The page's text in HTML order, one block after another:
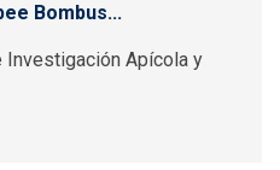
Bombus...
Investigación Apícola y